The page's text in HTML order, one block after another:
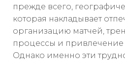
прежде всего,
которая накладывает
организацию матчей,
процессы и привлечение
Однако именно эти